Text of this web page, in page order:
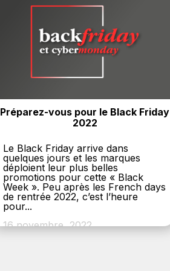
Préparez-vous pour le Black Friday
2022
Le Black Friday arrive dans
quelques jours et les marques
déploient leur plus belles
promotions pour cette « Black
Week ». Peu après les French days
de rentrée 2022, c’est l’heure
pour...
16 novembre, 2022